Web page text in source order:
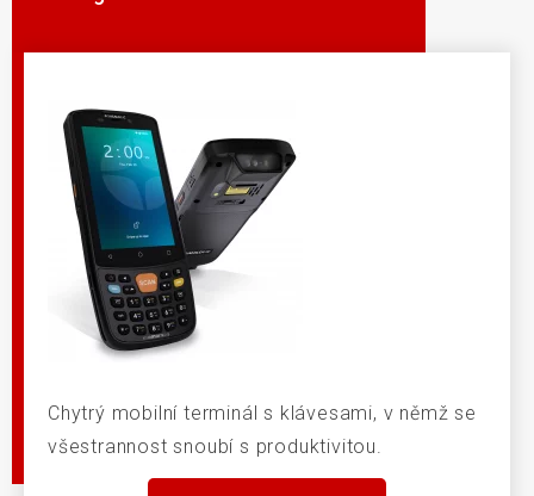
Chytrý mobilní terminál s klávesami, v němž se
všestrannost snoubí s produktivitou.